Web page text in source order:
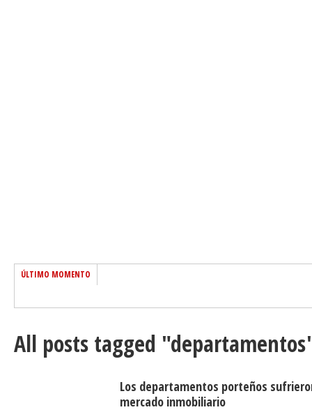
ÚLTIMO MOMENTO
All posts tagged
Los departamentos porteños
mercado inmobiliario